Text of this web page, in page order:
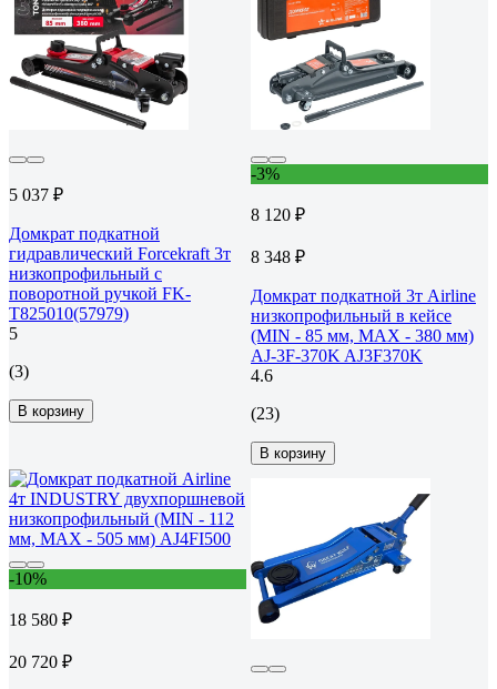
5 037 ₽
Домкрат подкатной
гидравлический Forcekraft 3т
низкопрофильный с
поворотной ручкой FK-
T825010(57979)
5
(3)
В корзину
-3%
8 120 ₽
8 348 ₽
Домкрат подкатной 3т Airline
низкопрофильный в кейсе
(MIN - 85 мм, MAX - 380 мм)
AJ-3F-370K AJ3F370K
4.6
(23)
В корзину
-10%
18 580 ₽
20 720 ₽